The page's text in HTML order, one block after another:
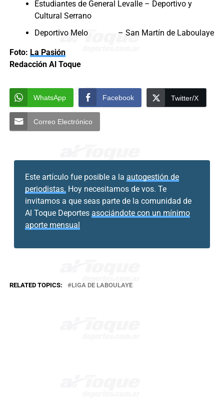
Estudiantes de General Levalle – Deportivo y
Cultural Serrano
Deportivo Melo – San Martín de Laboulaye
Foto: La Pasión
Redacción Al Toque
WhatsApp Facebook Twitter/X
Correo Electrónico
Este artículo fue posible a la autogestión de
periodistas. Hoy necesitamos de vos. Te
invitamos a que seas parte de la comunidad de
Al Toque Deportes asociándote con un mínimo
aporte mensual
RELATED TOPICS: LIGA DE LABOULAYE